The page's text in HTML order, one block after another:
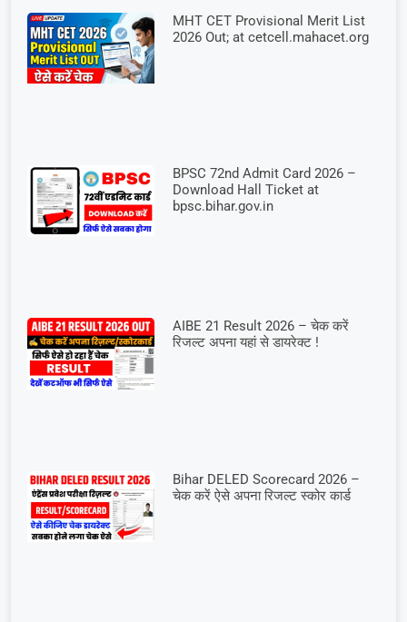
MHT CET Provisional Merit List
2026 Out; at cetcell.mahacet.org
BPSC 72nd Admit Card 2026 –
Download Hall Ticket at
bpsc.bihar.gov.in
AIBE 21 Result 2026 – चेक करें
रिजल्ट अपना यहां से डायरेक्ट !
Bihar DELED Scorecard 2026 –
चेक करें ऐसे अपना रिजल्ट स्कोर कार्ड